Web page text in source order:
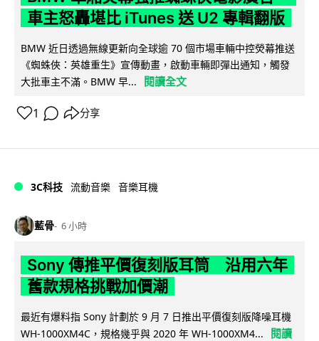
車主怒轟堪比 iTunes 送 U2 專輯翻版
BMW 近日透過無線更新向全球逾 70 個市場車輛中控熒幕推送
《蜘蛛俠：英雄重生》宣傳動畫，啟動車輛即彈出通知，觸發
大批車主不滿。BMW 早...
閱讀全文
1 分享
3C科技 流動音樂 音樂耳機
藍骨 6 小時
Sony 傳推平價復刻版耳筒 沿用六年
舊款規格挑戰加價潮
最近有爆料指 Sony 計劃於 9 月 7 日推出平價復刻版降噪耳機
WH-1000XM4C，規格幾乎與 2020 年 WH-1000XM4...
閱讀